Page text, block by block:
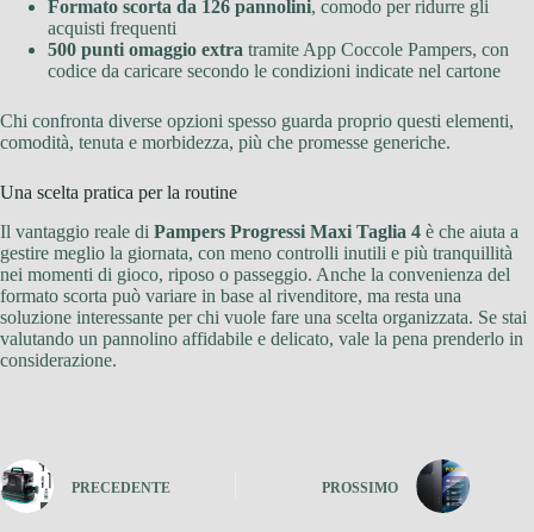
Formato scorta da 126 pannolini, comodo per ridurre gli
acquisti frequenti
500 punti omaggio extra tramite App Coccole Pampers, con
codice da caricare secondo le condizioni indicate nel cartone
Chi confronta diverse opzioni spesso guarda proprio questi elementi,
comodità, tenuta e morbidezza, più che promesse generiche.
Una scelta pratica per la routine
Il vantaggio reale di Pampers Progressi Maxi Taglia 4 è che aiuta a
gestire meglio la giornata, con meno controlli inutili e più tranquillità
nei momenti di gioco, riposo o passeggio. Anche la convenienza del
formato scorta può variare in base al rivenditore, ma resta una
soluzione interessante per chi vuole fare una scelta organizzata. Se stai
valutando un pannolino affidabile e delicato, vale la pena prenderlo in
considerazione.
PRECEDENTE PROSSIMO